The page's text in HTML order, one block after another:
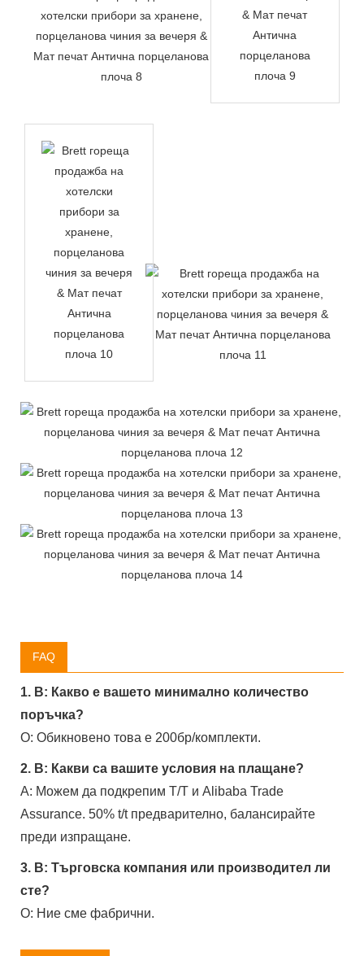
FAQ
1. В: Какво е вашето минимално количество
поръчка?
О: Обикновено това е 200бр/комплекти.
2. В: Какви са вашите условия на плащане?
A: Можем да подкрепим T/T и Alibaba Trade
Assurance. 50% t/t предварително, балансирайте
преди изпращане.
3. В: Търговска компания или производител ли
сте?
О: Ние сме фабрични.